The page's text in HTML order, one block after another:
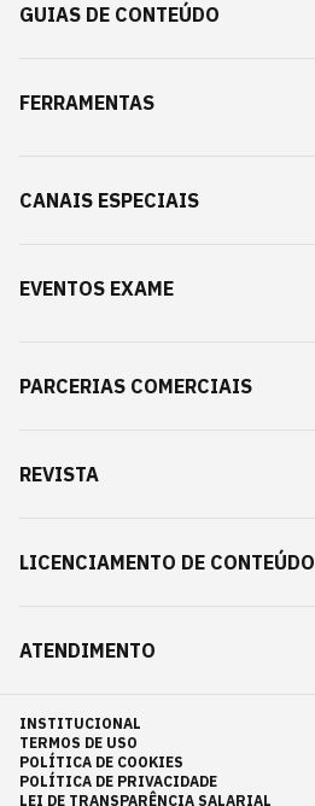
GUIAS DE CONTEÚDO
FERRAMENTAS
CANAIS ESPECIAIS
EVENTOS EXAME
PARCERIAS COMERCIAIS
REVISTA
LICENCIAMENTO DE CONTEÚDO
ATENDIMENTO
INSTITUCIONAL
TERMOS DE USO
POLÍTICA DE COOKIES
POLÍTICA DE PRIVACIDADE
LEI DE TRANSPARÊNCIA SALARIAL